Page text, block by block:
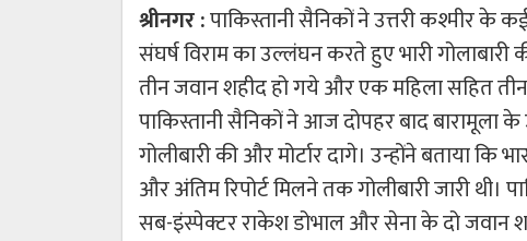
श्रीनगर :पाकिस्तानी सैनिकों ने उत्तरी कश्मीर के
संघर्ष विराम का उल्लंघन करते हुए भारी
तीन जवान शहीद हो गये और एक महिला सहित
पाकिस्तानी सैनिकों ने आज दोपहर बाद बारामूला
गोलीबारी की और मोर्टार दागे। उन्होंने बताया कि
और अंतिम रिपोर्ट मिलने तक गोलीबारी जारी
सब-इंस्पेक्टर राकेश डोभाल और सेना के दो जवान